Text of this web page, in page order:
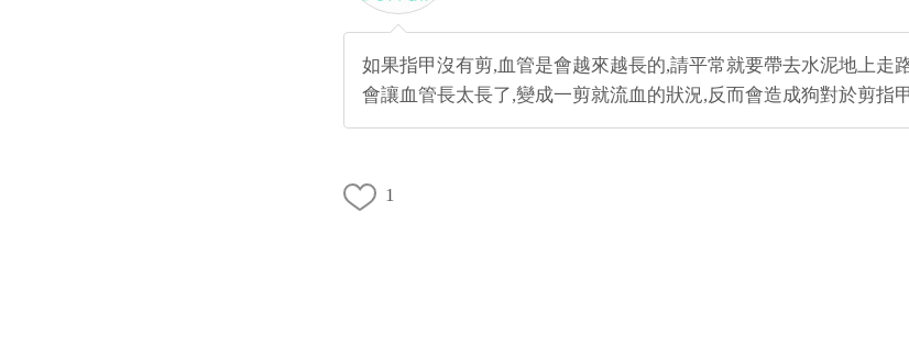
如果指甲沒有剪,血管是會越來越長的,請平常就要帶去水泥地上走
會讓血管長太長了,變成一剪就流血的狀況,反而會造成狗對於剪指
1